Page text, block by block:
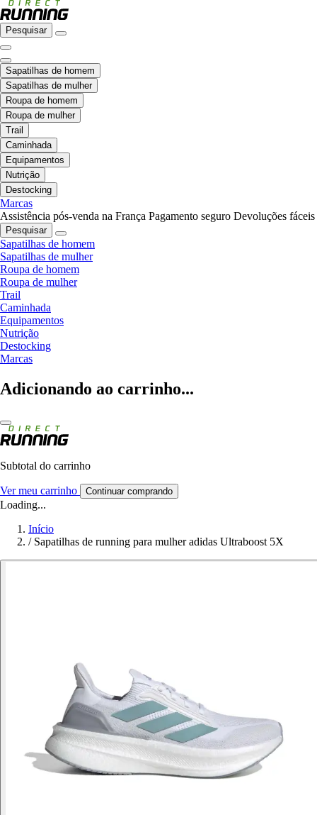
Pesquisar
Sapatilhas de homem
Sapatilhas de mulher
Roupa de homem
Roupa de mulher
Trail
Caminhada
Equipamentos
Nutrição
Destocking
Marcas
Assistência pós-venda na França Pagamento seguro Devoluções fáceis
Pesquisar
Sapatilhas de homem
Sapatilhas de mulher
Roupa de homem
Roupa de mulher
Trail
Caminhada
Equipamentos
Nutrição
Destocking
Marcas
Adicionando ao carrinho...
Subtotal do carrinho
Ver meu carrinho Continuar comprando
Loading...
Início
/ Sapatilhas de running para mulher adidas Ultraboost 5X